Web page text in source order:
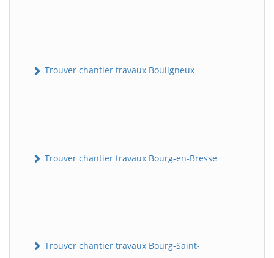
Trouver chantier travaux Bouligneux
Trouver chantier travaux Bourg-en-Bresse
Trouver chantier travaux Bourg-Saint-